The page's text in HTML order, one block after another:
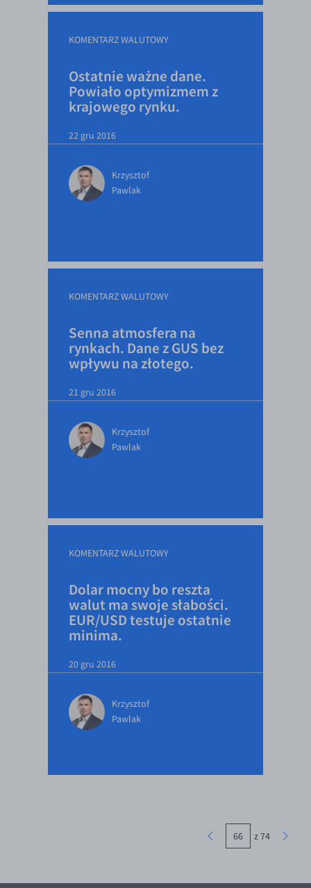
KOMENTARZ WALUTOWY
Ostatnie ważne dane.
Powiało optymizmem z
krajowego rynku.
22 gru 2016
Krzysztof
Pawlak
KOMENTARZ WALUTOWY
Senna atmosfera na
rynkach. Dane z GUS bez
wpływu na złotego.
21 gru 2016
Krzysztof
Pawlak
KOMENTARZ WALUTOWY
Dolar mocny bo reszta
walut ma swoje słabości.
EUR/USD testuje ostatnie
minima.
20 gru 2016
Krzysztof
Pawlak
z 74